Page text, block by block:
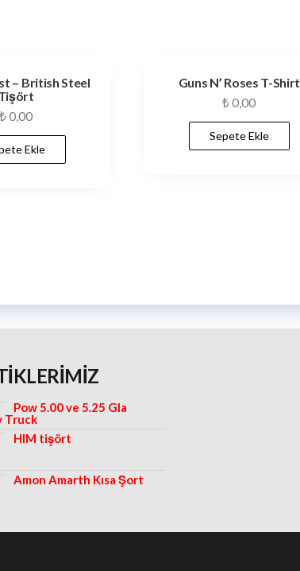
– British Steel
₺0,00
Ekle
Guns N’ Roses T-Shirt
₺0,00
Sepete Ekle
Pow 5.00 ve 5.25 Gla
Truck
HIM tişört
Amon Amarth Kısa Şort